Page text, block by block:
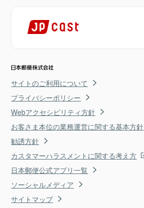
サイトのご利用について
プライバシーポリシー
Webアクセシビリティ方針
お客さま本位の業務運営に関する基本方針
勧誘方針
カスタマーハラスメントに関する考え方
日本郵便公式アプリ一覧
ソーシャルメディア
サイトマップ